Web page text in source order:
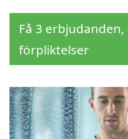
Få 3
förpliktelser